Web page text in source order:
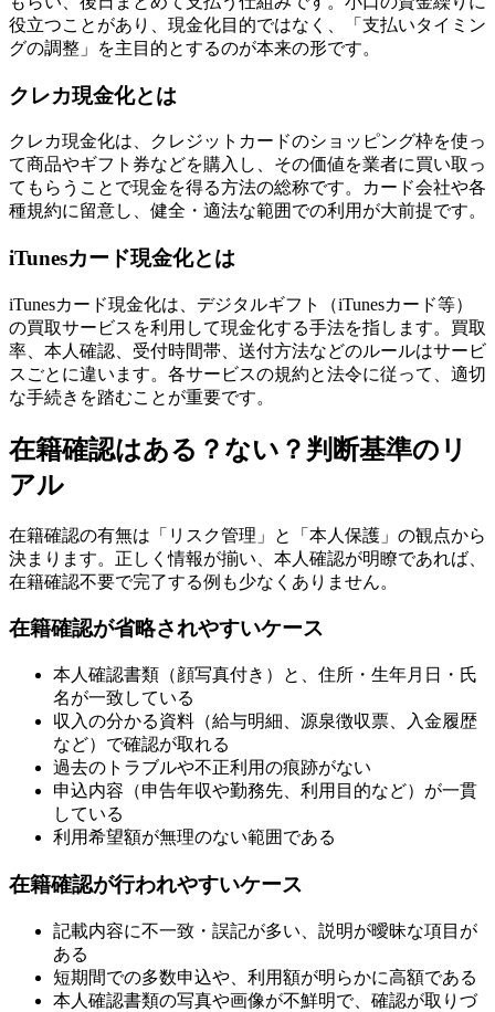
役立つことがあり、現金化目的ではなく、「支払いタイミン
グの調整」を主目的とするのが本来の形です。
クレカ現金化とは
クレカ現金化は、クレジットカードのショッピング枠を使っ
て商品やギフト券などを購入し、その価値を業者に買い取っ
てもらうことで現金を得る方法の総称です。カード会社や各
種規約に留意し、健全・適法な範囲での利用が大前提です。
iTunesカード現金化とは
iTunesカード現金化は、デジタルギフト（iTunesカード等）
の買取サービスを利用して現金化する手法を指します。買取
率、本人確認、受付時間帯、送付方法などのルールはサービ
スごとに違います。各サービスの規約と法令に従って、適切
な手続きを踏むことが重要です。
在籍確認はある？ない？判断基準のリ
アル
在籍確認の有無は「リスク管理」と「本人保護」の観点から
決まります。正しく情報が揃い、本人確認が明瞭であれば、
在籍確認不要で完了する例も少なくありません。
在籍確認が省略されやすいケース
本人確認書類（顔写真付き）と、住所・生年月日・氏
名が一致している
収入の分かる資料（給与明細、源泉徴収票、入金履歴
など）で確認が取れる
過去のトラブルや不正利用の痕跡がない
申込内容（申告年収や勤務先、利用目的など）が一貫
している
利用希望額が無理のない範囲である
在籍確認が行われやすいケース
記載内容に不一致・誤記が多い、説明が曖昧な項目が
ある
短期間での多数申込や、利用額が明らかに高額である
本人確認書類の写真や画像が不鮮明で、確認が取りづ